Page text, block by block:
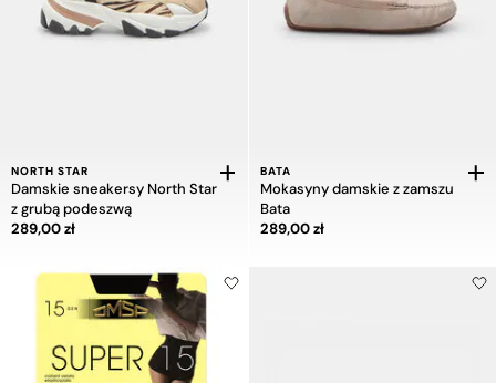
NORTH STAR
Damskie sneakersy North Star
z grubą podeszwą
Cena 289,00 zł
289,00 zł
BATA
Mokasyny damskie z zamszu
Bata
Cena 289,00 zł
289,00 zł